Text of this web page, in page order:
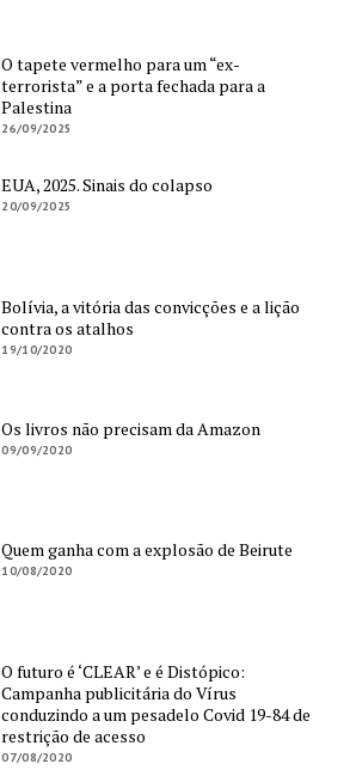
O tapete vermelho para um “ex-
terrorista” e a porta fechada para a
Palestina
26/09/2025
EUA, 2025. Sinais do colapso
20/09/2025
Bolívia, a vitória das convicções e a lição
contra os atalhos
19/10/2020
Os livros não precisam da Amazon
09/09/2020
Quem ganha com a explosão de Beirute
10/08/2020
O futuro é ‘CLEAR’ e é Distópico:
Campanha publicitária do Vírus
conduzindo a um pesadelo Covid 19-84 de
restrição de acesso
07/08/2020